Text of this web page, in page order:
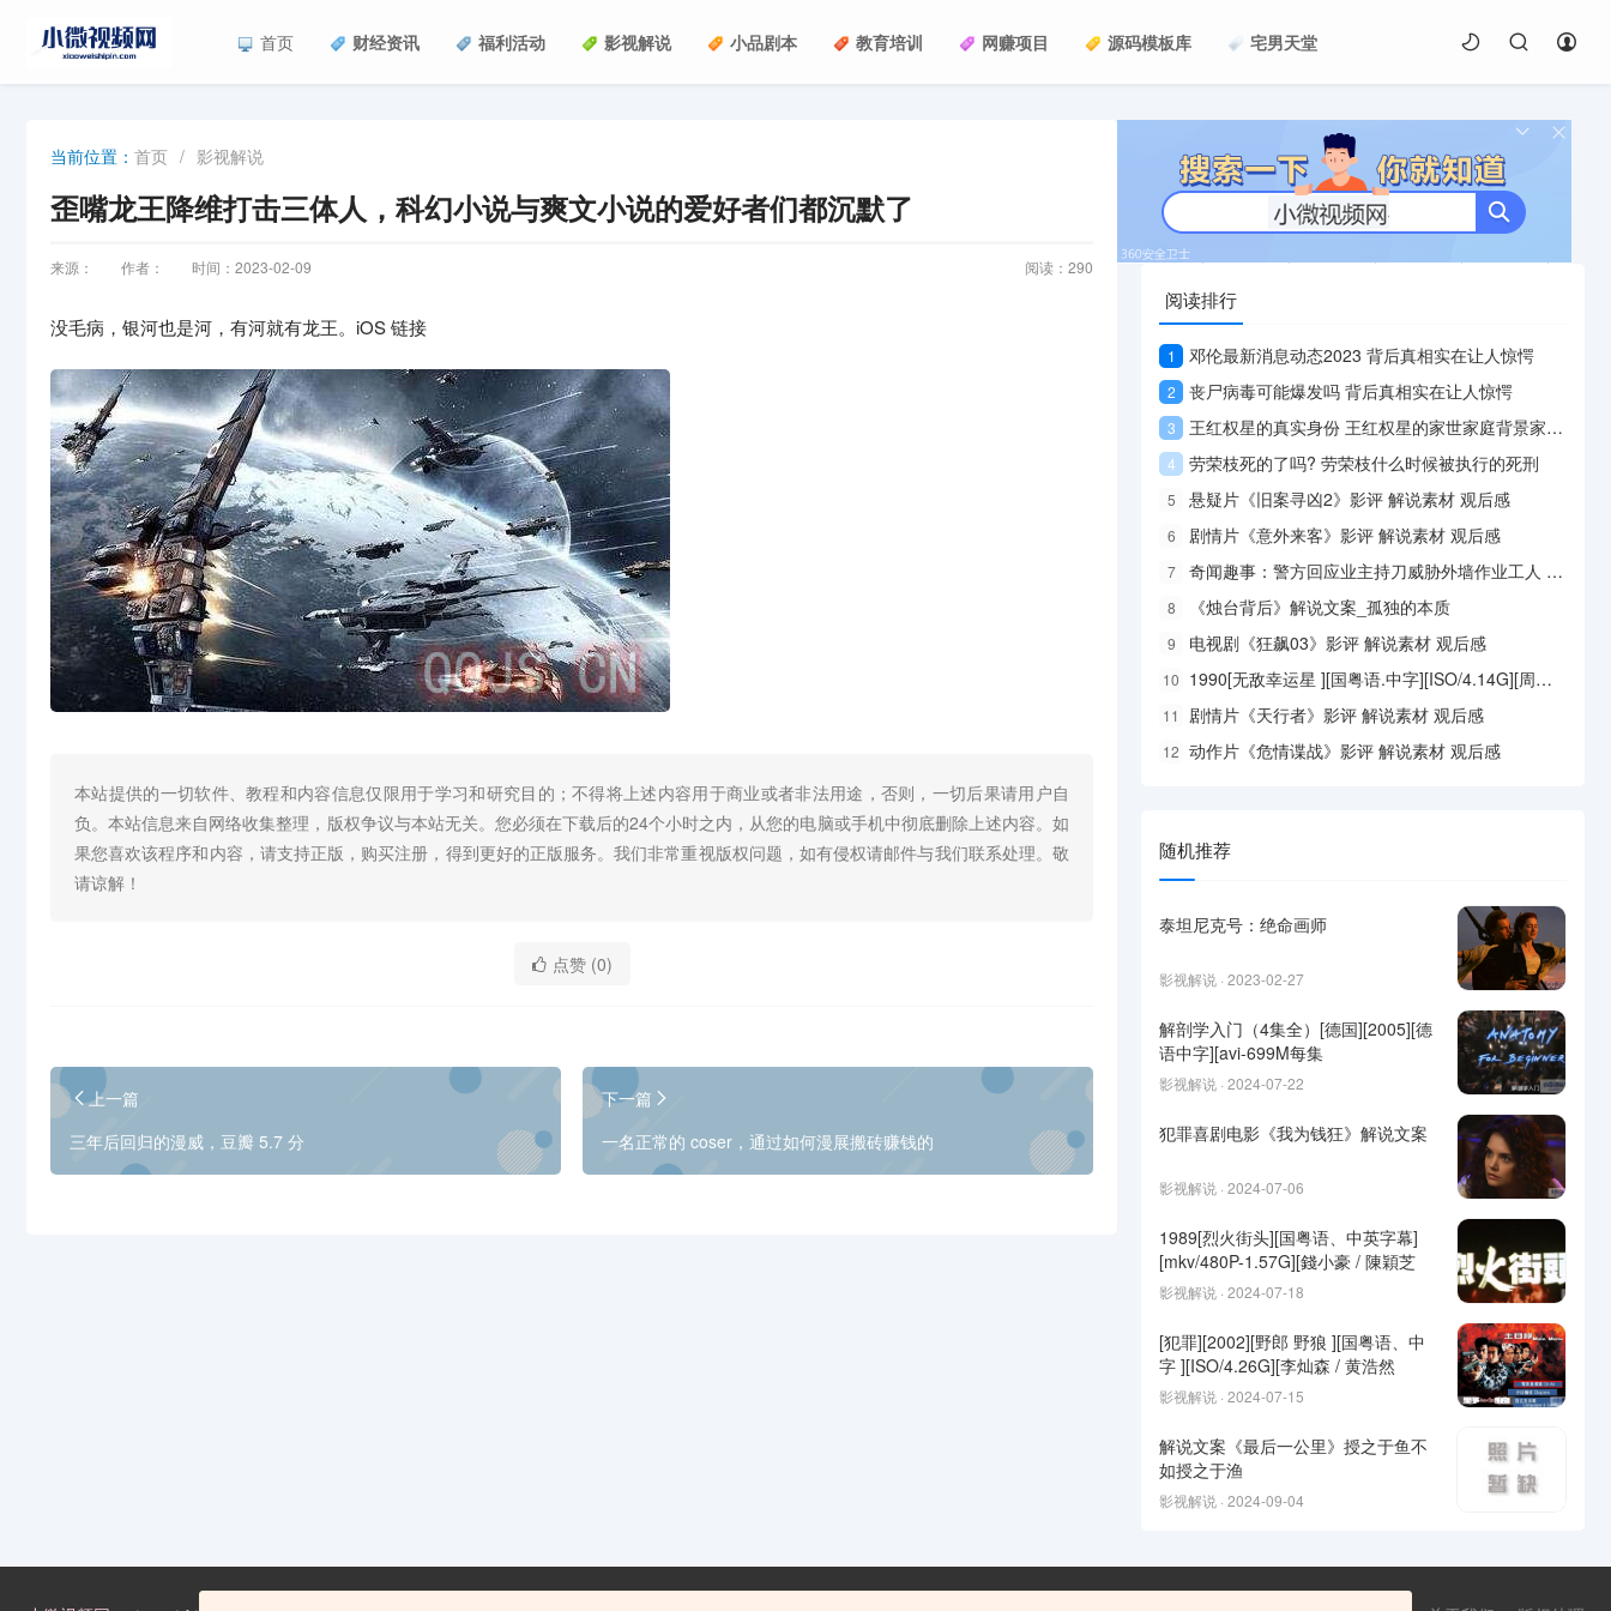
首页 财经资讯 福利活动 影视解说 小品剧本 教育培训 网赚项目 源码模板库 宅男天堂
当前位置： 首页 / 影视解说
歪嘴龙王降维打击三体人，科幻小说与爽文小说的爱好者们都沉默了
来源： 作者： 时间：2023-02-09 阅读： 290
没毛病，银河也是河，有河就有龙王。iOS 链接
本站提供的一切软件、教程和内容信息仅限用于学习和研究目的；不得将上述内容用于商业或者非法用途，否则，一切后果请用户自
负。本站信息来自网络收集整理，版权争议与本站无关。您必须在下载后的24个小时之内，从您的电脑或手机中彻底删除上述内容。如
果您喜欢该程序和内容，请支持正版，购买注册，得到更好的正版服务。我们非常重视版权问题，如有侵权请邮件与我们联系处理。敬
请谅解！
点赞 (0)
上一篇
三年后回归的漫威，豆瓣 5.7 分
下一篇
一名正常的 coser，通过如何漫展搬砖赚钱的
阅读排行
1 邓伦最新消息动态2023 背后真相实在让人惊愕
2 丧尸病毒可能爆发吗 背后真相实在让人惊愕
3 王红权星的真实身份 王红权星的家世家庭背景家境曝光
4 劳荣枝死的了吗? 劳荣枝什么时候被执行的死刑
5 悬疑片《旧案寻凶2》影评 解说素材 观后感
6 剧情片《意外来客》影评 解说素材 观后感
7 奇闻趣事：警方回应业主持刀威胁外墙作业工人 内幕曝光简直太意外了
8 《烛台背后》解说文案_孤独的本质
9 电视剧《狂飙03》影评 解说素材 观后感
10 1990[无敌幸运星 ][国粤语.中字][ISO/4.14G][周星驰 / 吴君如
11 剧情片《天行者》影评 解说素材 观后感
12 动作片《危情谍战》影评 解说素材 观后感
随机推荐
泰坦尼克号：绝命画师
影视解说 · 2023-02-27
解剖学入门（4集全）[德国][2005][德
语中字][avi-699M每集
影视解说 · 2024-07-22
犯罪喜剧电影《我为钱狂》解说文案
影视解说 · 2024-07-06
1989[烈火街头][国粤语、中英字幕]
[mkv/480P-1.57G][錢小豪 / 陳穎芝
影视解说 · 2024-07-18
[犯罪][2002][野郎 野狼 ][国粤语、中
字 ][ISO/4.26G][李灿森 / 黄浩然
影视解说 · 2024-07-15
解说文案《最后一公里》授之于鱼不
如授之于渔
影视解说 · 2024-09-04